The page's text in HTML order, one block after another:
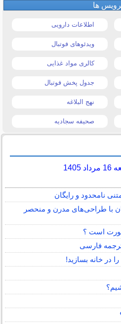
ها
اطلاعات دارویی
ویدئوهای فوتبال
کالری مواد غذایی
جدول پخش فوتبال
نهج البلاغه
صحیفه سجادیه
با طراحی‌های مدرن و منحصر
است ؟
فارسی
در خانه بسازید!